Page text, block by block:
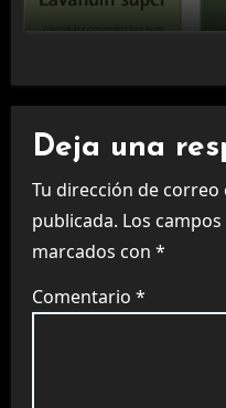
Deja una
Tu dirección de
publicada. Los
marcados con *
Comentario *